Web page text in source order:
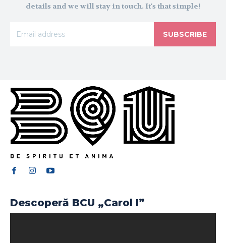
details and we will stay in touch. It's that simple!
SUBSCRIBE
Descoperă BCU „Carol I”